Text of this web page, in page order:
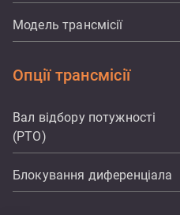
Модель трансмісії
Опції трансмісії
Вал відбору потужності
(PTO)
Блокування диференціала